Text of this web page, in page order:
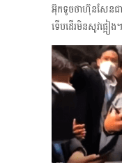
អ៊ុកទូចថាហ៊ុនសែនជ
ទើបដើរមិនសូវផ្អៀង។